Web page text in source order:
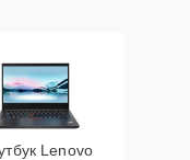
Lenovo